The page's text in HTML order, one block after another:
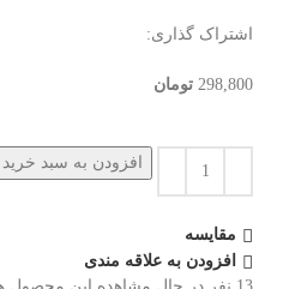
اشتراک گذاری:
298,800 تومان
افزودن به سبد خرید
مقایسه
افزودن به علاقه مندی